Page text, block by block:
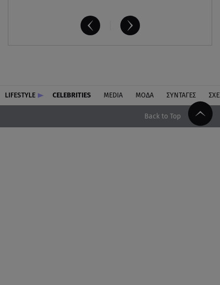
LIFESTYLE CELEBRITIES MEDIA ΜΟΔΑ ΣΥΝΤΑΓΕΣ
Back to Top